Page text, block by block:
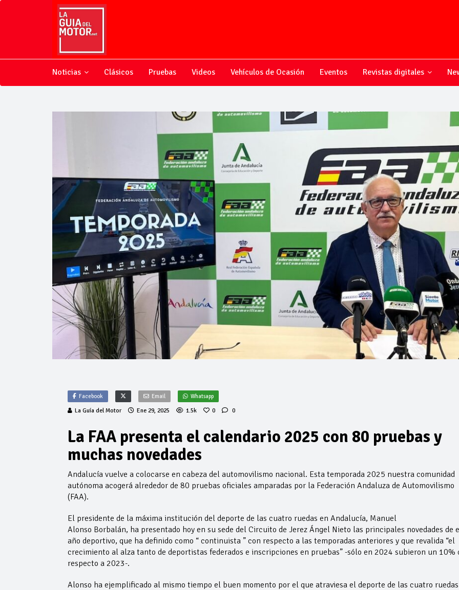
Noticias Clásicos Pruebas Videos Vehículos de Ocasión Eventos Revistas digitales
Facebook Email Whatsapp
La Guía del Motor Ene 29, 2025 1.5k 0 0
La FAA presenta el calendario 2025 con 80 pruebas y
muchas novedades
Andalucía vuelve a colocarse en cabeza del automovilismo nacional. Esta temporada 2025 nuestra comunidad
autónoma acogerá alrededor de 80 pruebas oficiales amparadas por la Federación Andaluza de Automovilismo
(FAA).
El presidente de la máxima institución del deporte de las cuatro ruedas en Andalucía, Manuel
Alonso Borbalán, ha presentado hoy en su sede del Circuito de Jerez Ángel Nieto las principales novedades de
año deportivo, que ha definido como “ continuista ” con respecto a las temporadas anteriores y que revalida “el
crecimiento al alza tanto de deportistas federados e inscripciones en pruebas” -sólo en 2024 subieron un 10%
respecto a 2023-.
Alonso ha ejemplificado al mismo tiempo el buen momento por el que atraviesa el deporte de las cuatro